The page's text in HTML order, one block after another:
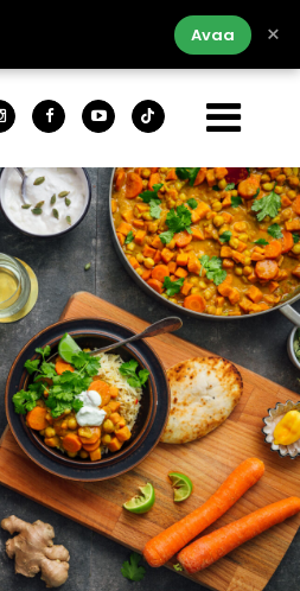
Avaa ×